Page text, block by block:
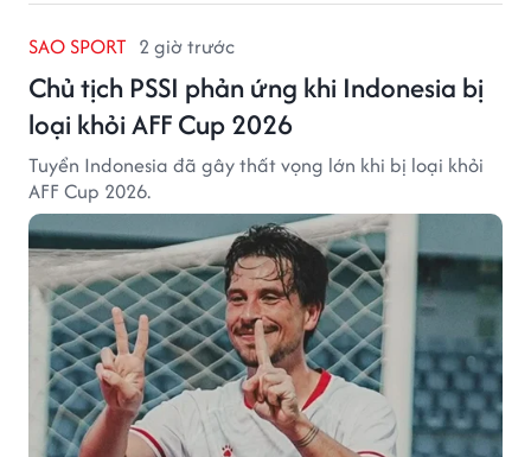
SAO SPORT 2 giờ trước
Chủ tịch PSSI phản ứng khi Indonesia bị
loại khỏi AFF Cup 2026
Tuyển Indonesia đã gây thất vọng lớn khi bị loại khỏi
AFF Cup 2026.